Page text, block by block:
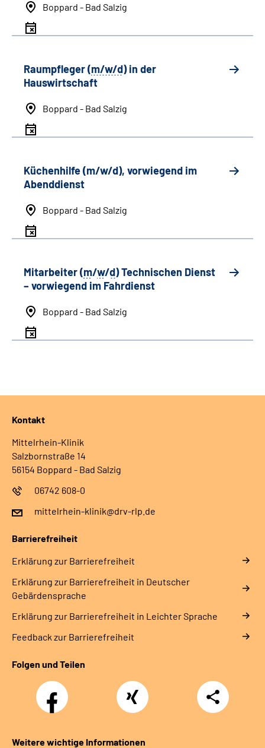
Boppard - Bad Salzig
Raumpfleger (m/w/d) in der
Hauswirtschaft
Boppard - Bad Salzig
Küchenhilfe (m/w/d), vorwiegend im
Abenddienst
Boppard - Bad Salzig
Mitarbeiter (m/w/d) Technischen Dienst
– vorwiegend im Fahrdienst
Boppard - Bad Salzig
Kontakt
Mittelrhein-Klinik
Salzbornstraße 14
56154 Boppard - Bad Salzig
06742 608-0
mittelrhein-klinik@drv-rlp.de
Barrierefreiheit
Erklärung zur Barrierefreiheit
Erklärung zur Barrierefreiheit in Deutscher
Gebärdensprache
Erklärung zur Barrierefreiheit in Leichter Sprache
Feedback zur Barrierefreiheit
Folgen und Teilen
Facebook Xing
Teilen
Weitere wichtige Informationen